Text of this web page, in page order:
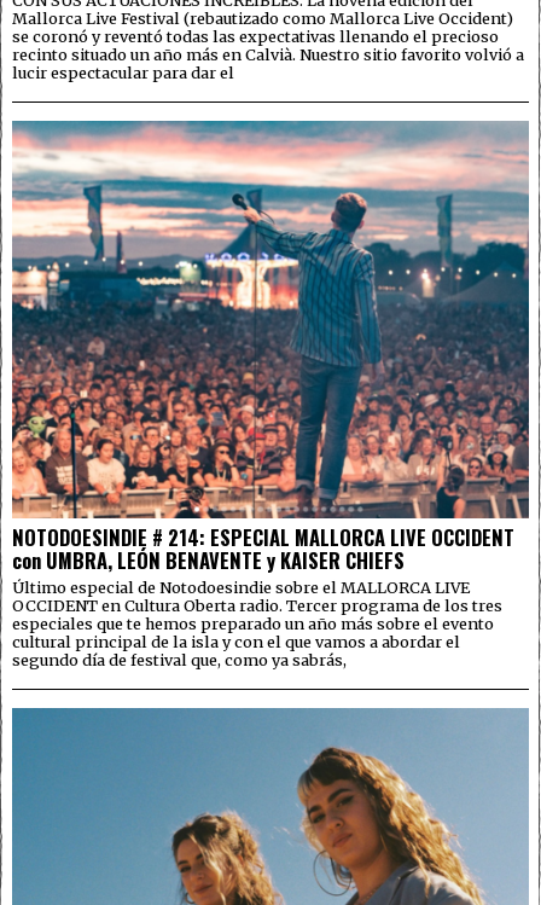
Mallorca Live Festival (rebautizado como Mallorca Live Occident)
se coronó y reventó todas las expectativas llenando el precioso
recinto situado un año más en Calvià. Nuestro sitio favorito volvió a
lucir espectacular para dar el
NOTODOESINDIE # 214: ESPECIAL MALLORCA LIVE OCCIDENT
con UMBRA, LEÓN BENAVENTE y KAISER CHIEFS
Último especial de Notodoesindie sobre el MALLORCA LIVE
OCCIDENT en Cultura Oberta radio. Tercer programa de los tres
especiales que te hemos preparado un año más sobre el evento
cultural principal de la isla y con el que vamos a abordar el
segundo día de festival que, como ya sabrás,